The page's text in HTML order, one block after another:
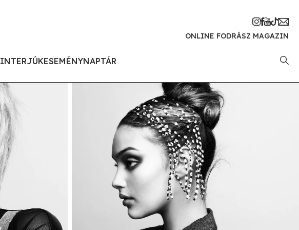
ONLINE FODRÁSZ MAGAZIN
INTERJÚKESEMÉNYNAPTÁR